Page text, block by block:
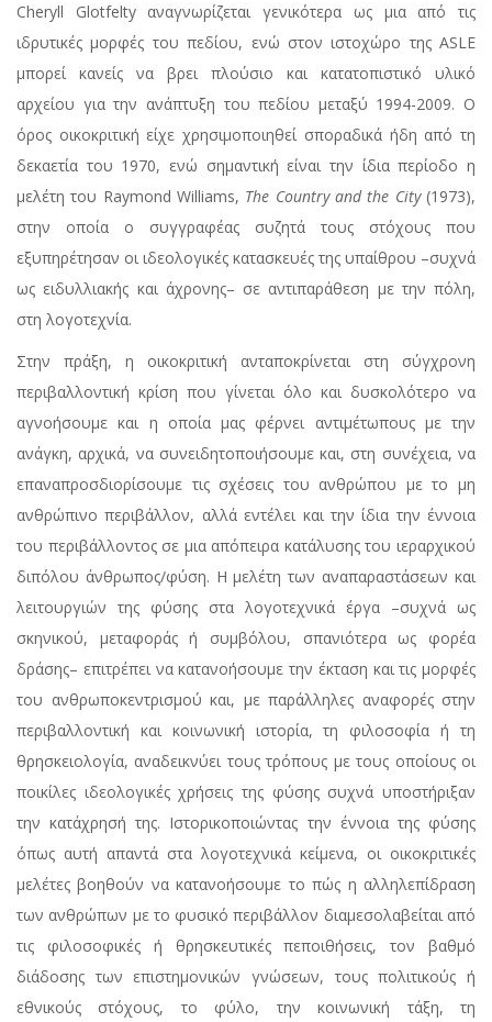
Cheryll Glotfelty αναγνωρίζεται γενικότερα ως μια από τις
ιδρυτικές μορφές του πεδίου, ενώ στον ιστοχώρο της ASLE
μπορεί κανείς να βρει πλούσιο και κατατοπιστικό υλικό
αρχείου για την ανάπτυξη του πεδίου μεταξύ 1994-2009. Ο
όρος οικοκριτική είχε χρησιμοποιηθεί σποραδικά ήδη από τη
δεκαετία του 1970, ενώ σημαντική είναι την ίδια περίοδο η
μελέτη του Raymond Williams, The Countryandthe City(1973),
στην οποία ο συγγραφέας συζητά τους στόχους που
εξυπηρέτησαν οι ιδεολογικές κατασκευές της υπαίθρου –συχνά
ως ειδυλλιακής και άχρονης– σε αντιπαράθεση με την πόλη,
στη λογοτεχνία.
Στην πράξη, η οικοκριτική ανταποκρίνεται στη σύγχρονη
περιβαλλοντική κρίση που γίνεται όλο και δυσκολότερο να
αγνοήσουμε και η οποία μας φέρνει αντιμέτωπους με την
ανάγκη, αρχικά, να συνειδητοποιήσουμε και, στη συνέχεια, να
επαναπροσδιορίσουμε τις σχέσεις του ανθρώπου με το μη
ανθρώπινο περιβάλλον, αλλά εντέλει και την ίδια την έννοια
του περιβάλλοντος σε μια απόπειρα κατάλυσης του ιεραρχικού
διπόλου άνθρωπος/φύση. Η μελέτη των αναπαραστάσεων και
λειτουργιών της φύσης στα λογοτεχνικά έργα –συχνά ως
σκηνικού, μεταφοράς ή συμβόλου, σπανιότερα ως φορέα
δράσης– επιτρέπει να κατανοήσουμε την έκταση και τις μορφές
του ανθρωποκεντρισμού και, με παράλληλες αναφορές στην
περιβαλλοντική και κοινωνική ιστορία, τη φιλοσοφία ή τη
θρησκειολογία, αναδεικνύει τους τρόπους με τους οποίους οι
ποικίλες ιδεολογικές χρήσεις της φύσης συχνά υποστήριξαν
την κατάχρησή της. Ιστορικοποιώντας την έννοια της φύσης
όπως αυτή απαντά στα λογοτεχνικά κείμενα, οι οικοκριτικές
μελέτες βοηθούν να κατανοήσουμε το πώς η αλληλεπίδραση
των ανθρώπων με το φυσικό περιβάλλον διαμεσολαβείται από
τις φιλοσοφικές ή θρησκευτικές πεποιθήσεις, τον βαθμό
διάδοσης των επιστημονικών γνώσεων, τους πολιτικούς ή
εθνικούς στόχους, το φύλο, την κοινωνική τάξη, τη